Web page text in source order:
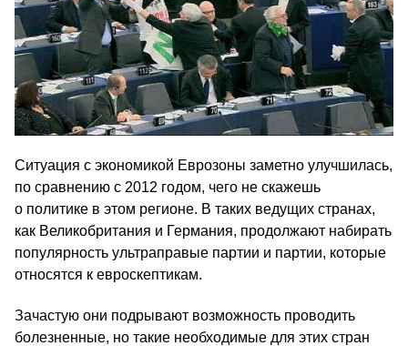
Ситуация с экономикой Еврозоны заметно улучшилась,
по сравнению с 2012 годом, чего не скажешь
о политике в этом регионе. В таких ведущих странах,
как Великобритания и Германия, продолжают набирать
популярность ультраправые партии и партии, которые
относятся к евроскептикам.
Зачастую они подрывают возможность проводить
болезненные, но такие необходимые для этих стран